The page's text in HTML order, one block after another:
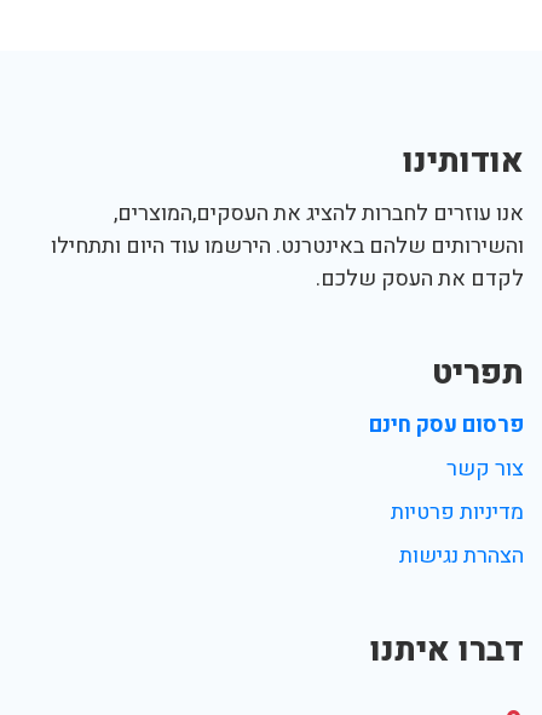
אודותינו
אנו עוזרים לחברות להציג את העסקים,המוצרים,
והשירותים שלהם באינטרנט. הירשמו עוד היום ותתחילו
לקדם את העסק שלכם.
תפריט
פרסום עסק חינם
צור קשר
מדיניות פרטיות
הצהרת נגישות
דברו איתנו